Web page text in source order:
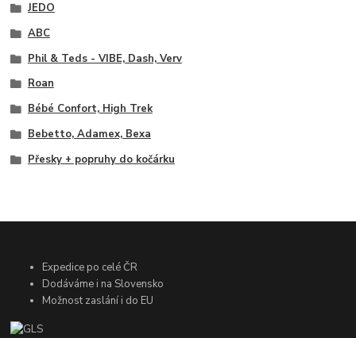
JEDO
ABC
Phil & Teds - VIBE, Dash, Verv
Roan
Bébé Confort, High Trek
Bebetto, Adamex, Bexa
Přesky + popruhy do kočárku
Expedice po celé ČR
Dodáváme i na Slovensko
Možnost zaslání i do EU